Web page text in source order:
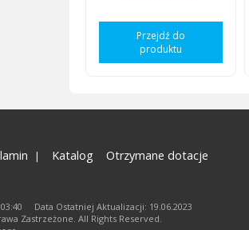
Przejdź do
produktu
Katalog Otrzymane dotacje
03:40 Data Ostatniej Aktualizacji: 19.06.2023
Zastrzeżone. All Rights Reserved.